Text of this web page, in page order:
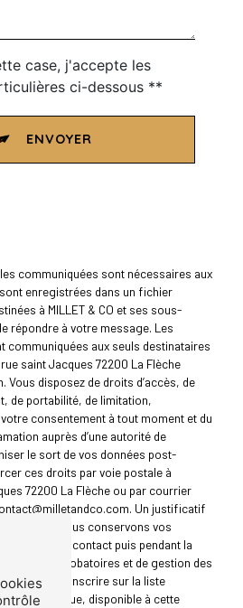
case, j'accepte les
ci-dessous **
ENVOYER
communiquées sont nécessaires aux
enregistrées dans un fichier
à MILLET & CO et ses sous-
répondre à votre message. Les
communiquées aux seuls destinataires
saint Jacques 72200 La Flèche
Vous disposez de droits d’accès, de
de portabilité, de limitation,
consentement à tout moment et du
auprès d’une autorité de
le sort de vos données post-
ces droits par voie postale à
72200 La Flèche ou par courrier
Un justificatif
demandé. Nous conservons vos
de prise de contact puis pendant la
aux fins probatoires et de gestion des
droit de vous inscrire sur la liste
téléphonique, disponible à cette